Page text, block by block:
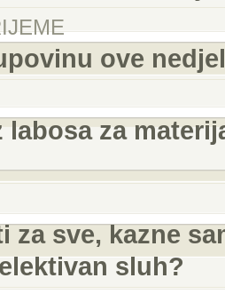
ove
labosa za
za sve, kazne
sluh?